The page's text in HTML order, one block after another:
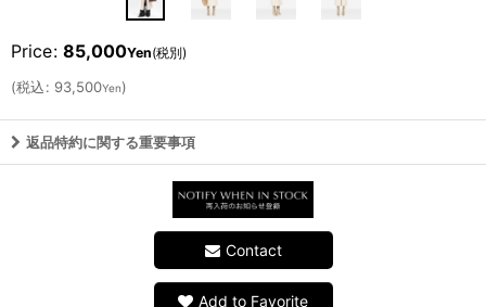
Price: 85,000Yen(税別)
(税込: 93,500Yen)
返品特約に関する重要事項
Contact
Add to Favorite